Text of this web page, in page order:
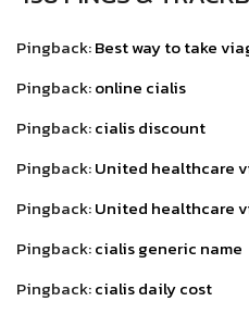
Pingback:Best way to take
Pingback:online cialis
Pingback:cialis discount
Pingback:United healthcare
Pingback:United healthcare
Pingback:cialis generic name
Pingback:cialis daily cost